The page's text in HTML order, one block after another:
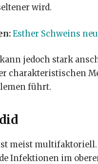
wird.
Esther Schweins
jedoch stark
charakteristischen
führt.
meist multifaktoriell.
Infektionen im